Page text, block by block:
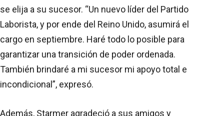
se elija a su sucesor. “Un nuevo líder del Partido
Laborista, y por ende del Reino Unido, asumirá el
cargo en septiembre. Haré todo lo posible para
garantizar una transición de poder ordenada.
También brindaré a mi sucesor mi apoyo total e
incondicional”, expresó.
Además, Starmer agradeció a sus amigos y